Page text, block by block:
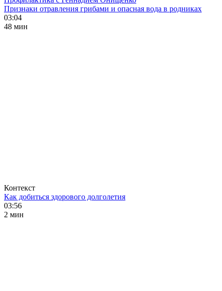
Признаки отравления грибами и опасная вода в родниках
03:04
48 мин
Контекст
Как добиться здорового долголетия
03:56
2 мин